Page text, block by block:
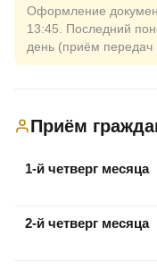
Оформление
13:45. Последний
день (приём передач
Приём
1-й четверг месяца
2-й четверг месяца